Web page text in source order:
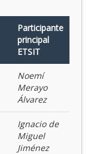
Participante
principal
ETSIT
Noemí
Merayo
Álvarez
Ignacio de
Miguel
Jiménez